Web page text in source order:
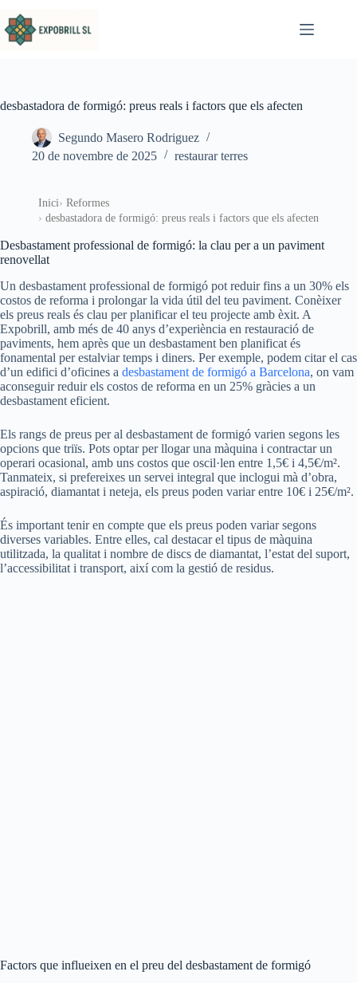
desbastadora de formigó: preus reals i factors que els afecten
Segundo Masero Rodriguez
20 de novembre de 2025
restaurar terres
Inici
Reformes
desbastadora de formigó: preus reals i factors que els afecten
Desbastament professional de formigó: la clau per a un paviment
renovellat
Un desbastament professional de formigó pot reduir fins a un 30% els
costos de reforma i prolongar la vida útil del teu paviment. Conèixer
els preus reals és clau per planificar el teu projecte amb èxit. A
Expobrill, amb més de 40 anys d’experiència en restauració de
paviments, hem après que un desbastament ben planificat és
fonamental per estalviar temps i diners. Per exemple, podem citar el cas
d’un edifici d’oficines a desbastament de formigó a Barcelona, on vam
aconseguir reduir els costos de reforma en un 25% gràcies a un
desbastament eficient.
Els rangs de preus per al desbastament de formigó varien segons les
opcions que triïs. Pots optar per llogar una màquina i contractar un
operari ocasional, amb uns costos que oscil·len entre 1,5€ i 4,5€/m².
Tanmateix, si prefereixes un servei integral que inclogui mà d’obra,
aspiració, diamantat i neteja, els preus poden variar entre 10€ i 25€/m².
És important tenir en compte que els preus poden variar segons
diverses variables. Entre elles, cal destacar el tipus de màquina
utilitzada, la qualitat i nombre de discs de diamantat, l’estat del suport,
l’accessibilitat i transport, així com la gestió de residus.
Factors que influeixen en el preu del desbastament de formigó